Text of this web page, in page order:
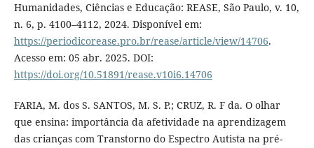
Humanidades, Ciências e Educação: REASE, São Paulo, v. 10,
n. 6, p. 4100–4112, 2024. Disponível em:
https://periodicorease.pro.br/rease/article/view/14706.
Acesso em: 05 abr. 2025. DOI:
https://doi.org/10.51891/rease.v10i6.14706
FARIA, M. dos S. SANTOS, M. S. P.; CRUZ, R. F da. O olhar
que ensina: importância da afetividade na aprendizagem
das crianças com Transtorno do Espectro Autista na pré-